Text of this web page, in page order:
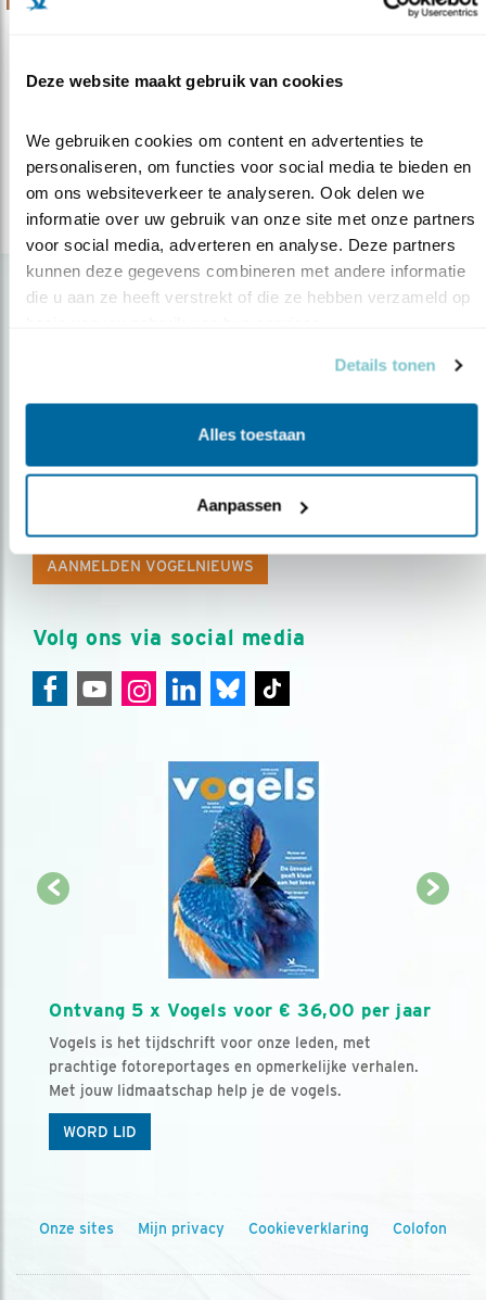
Deze website maakt gebruik van cookies
We gebruiken cookies om content en advertenties te
personaliseren, om functies voor social media te bieden en
om ons websiteverkeer te analyseren. Ook delen we
informatie over uw gebruik van onze site met onze partners
voor social media, adverteren en analyse. Deze partners
kunnen deze gegevens combineren met andere informatie
die u aan ze heeft verstrekt of die ze hebben verzameld op
Details tonen
Alles toestaan
Aanpassen
Kleine karekiet start nu nog met broeden
een tweede nest als een eerste l..
lees meer
Op de hoogte blijven?
Meld je aan en ontvang nieuws, inspiratie, acties en tips
AANMELDEN VOGELNIEUWS
Volg ons via social media
Ontvang 5 x Vogels voor € 36,00 per jaar
Vogels is het tijdschrift voor onze leden, met
prachtige fotoreportages en opmerkelijke verhalen.
Met jouw lidmaatschap help je de vogels.
WORD LID
Onze sites Mijn privacy Cookieverklaring Colofon